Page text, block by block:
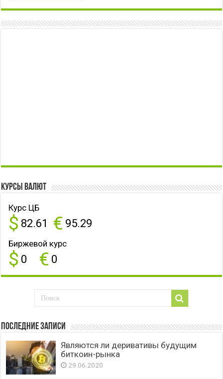
Курсы валют
Курс ЦБ
$ 82.61 € 95.29
Биржевой курс
$ 0 € 0
Последние записи
Являются ли деривативы будущим
биткоин-рынка
29.06.2020